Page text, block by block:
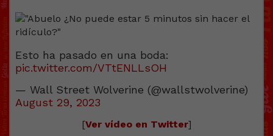
Esto ha pasado en una boda:
pic.twitter.com/VTtENLLsOH
— Wall Street Wolverine (@wallstwolverine)
August 29, 2023
[Ver vídeo en Twitter]